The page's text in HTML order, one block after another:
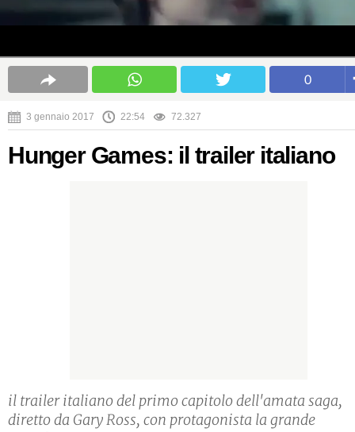
0
3 gennaio 2017 22:54 72.327
Hunger Games: il trailer italiano
il trailer italiano del primo capitolo dell'amata saga,
diretto da Gary Ross, con protagonista la grande